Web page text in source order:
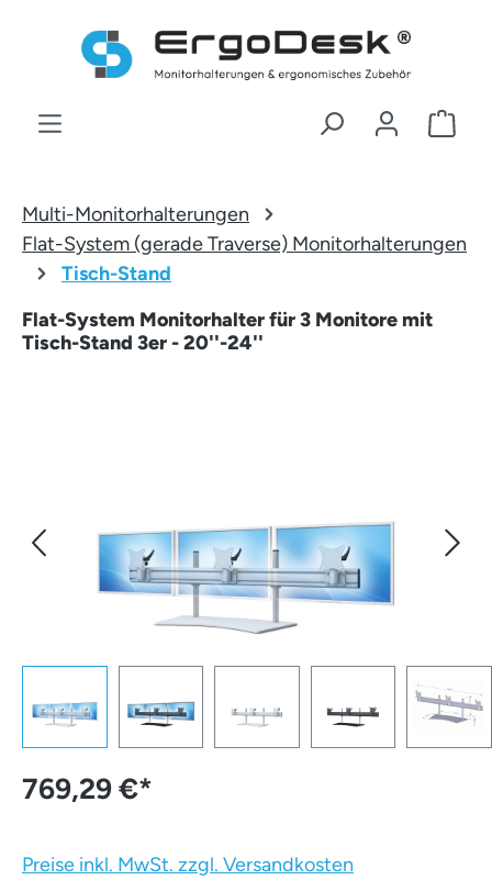
Zum Hauptinhalt springen
Multi-Monitorhalterungen
Flat-System (gerade Traverse) Monitorhalterungen
Tisch-Stand
Flat-System Monitorhalter für 3 Monitore mit
Tisch-Stand 3er - 20''-24''
769,29 €*
Preise inkl. MwSt. zzgl. Versandkosten